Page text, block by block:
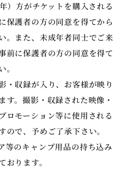
）方がチケットを購入される
保護者の方の同意を得てから
。また、未成年者同士でご来
前に保護者の方の同意を得て
。
・収録が入り、お客様が映り
す。撮影・収録された映像・
ロモーション等に使用される
ので、予めご了承下さい。
等のキャンプ用品の持ち込み
おります。